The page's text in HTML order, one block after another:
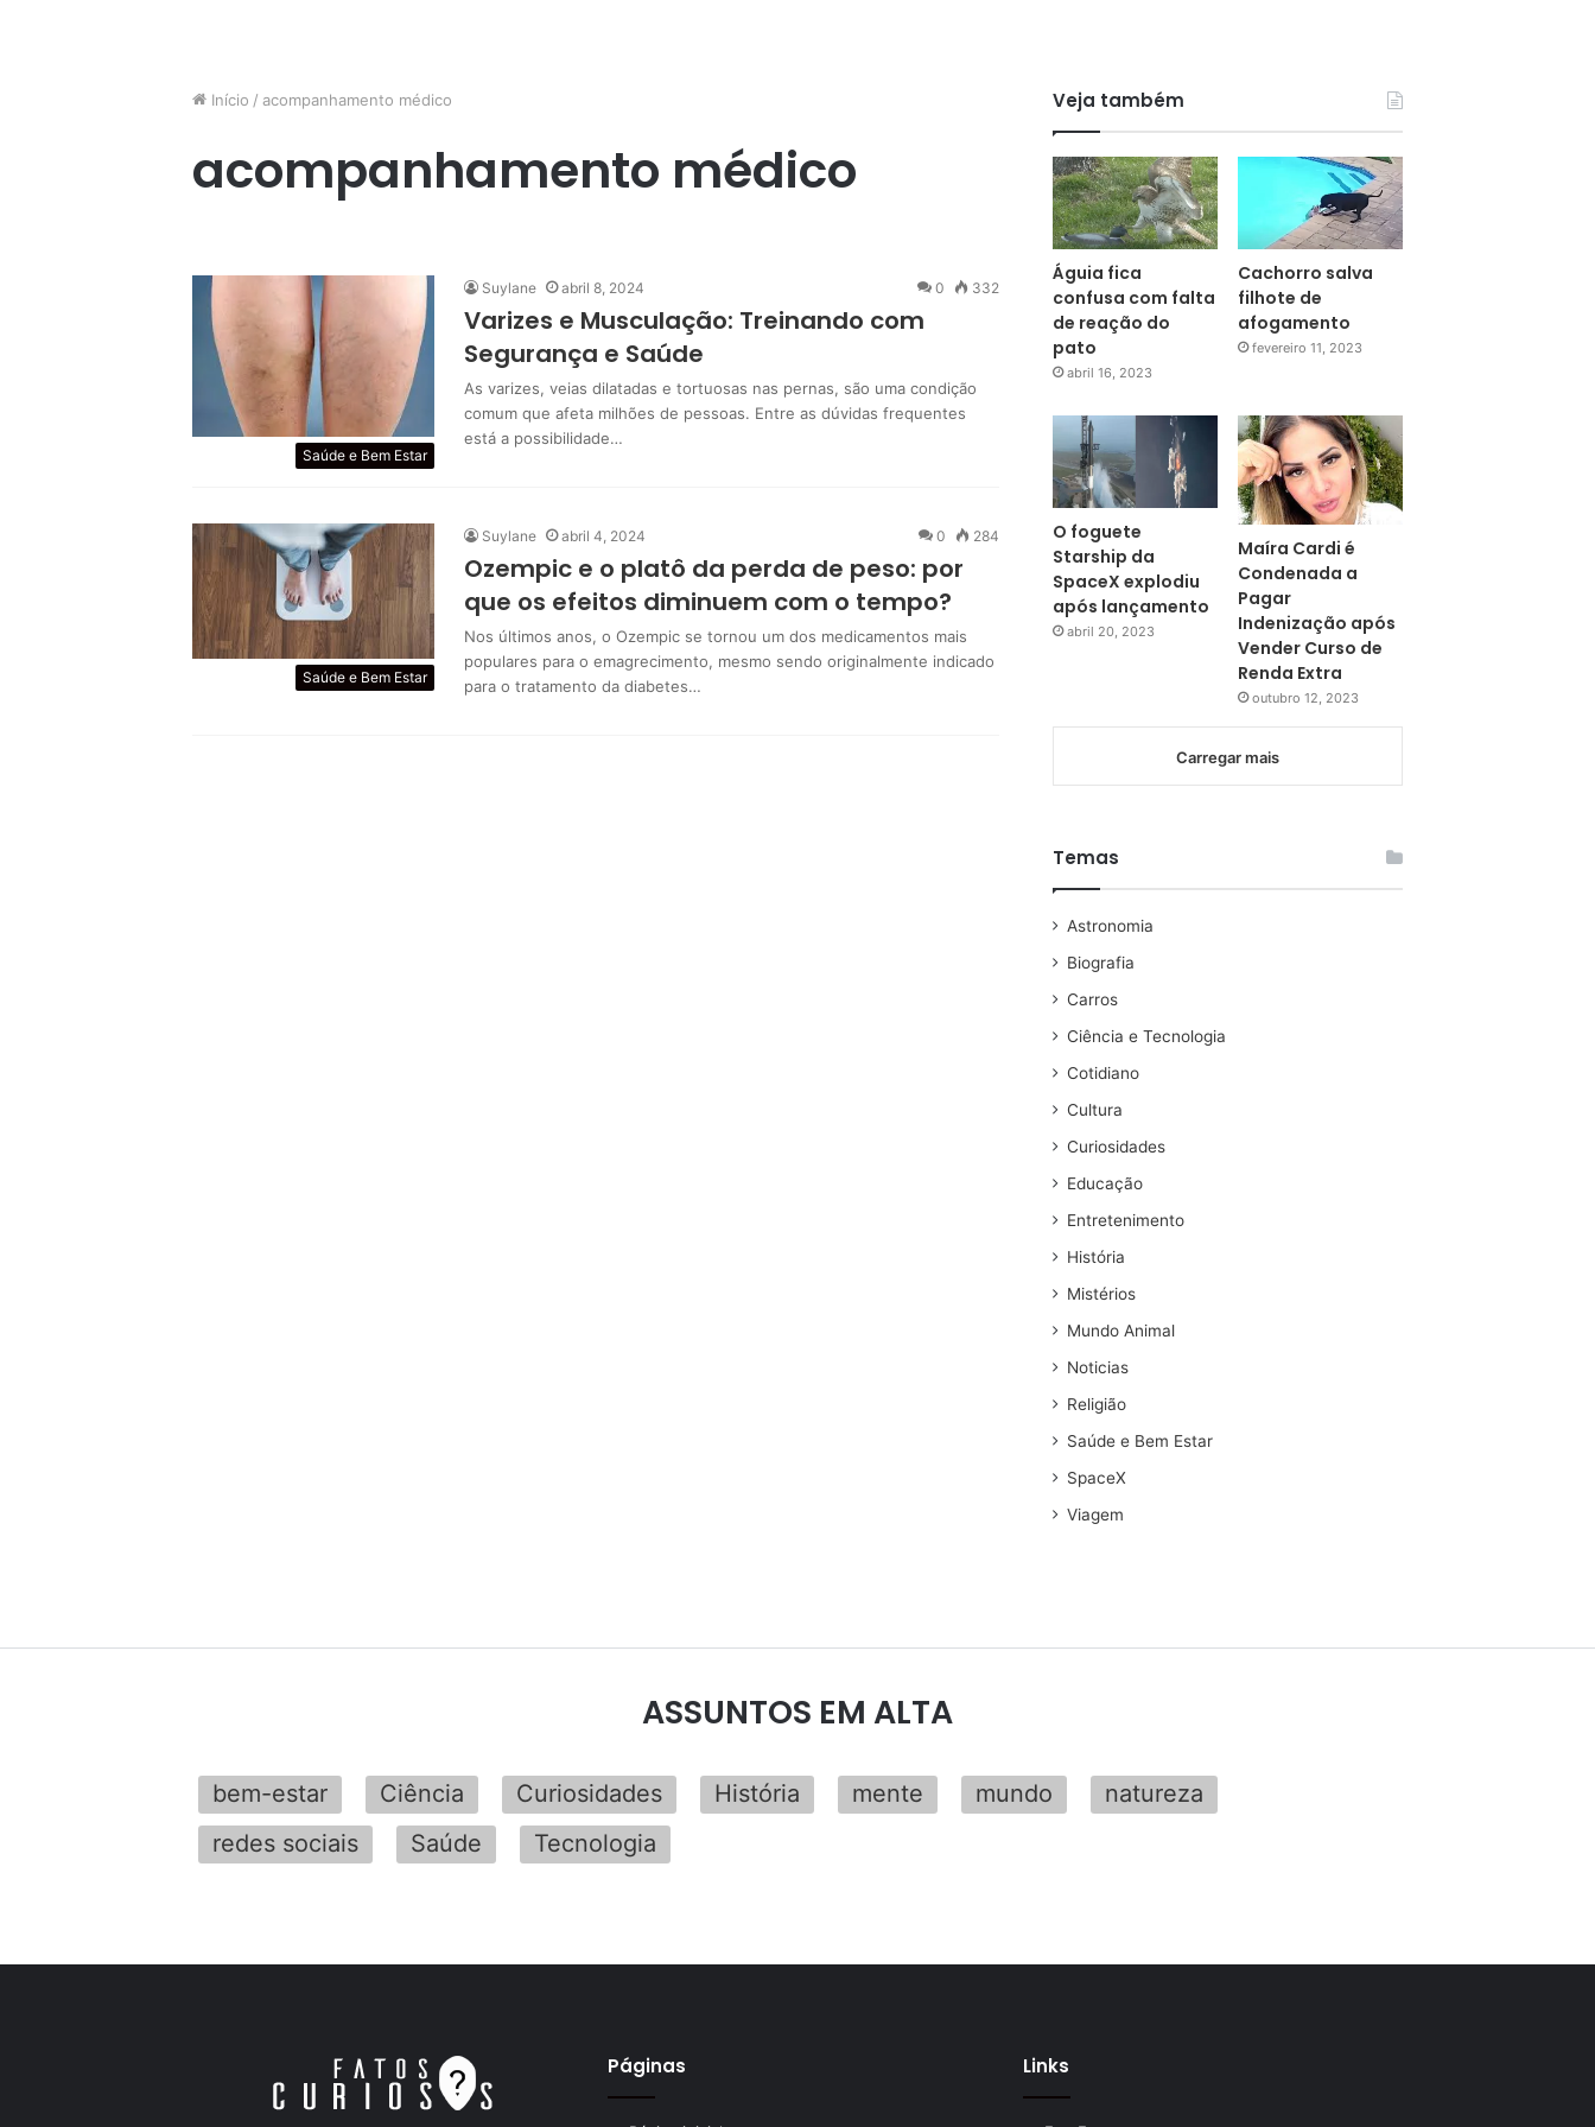
Início / acompanhamento médico
acompanhamento médico
Saúde e Bem Estar
Suylane abril 8, 2024 0 332
Varizes e Musculação: Treinando com
Segurança e Saúde
As varizes, veias dilatadas e tortuosas nas pernas, são uma condição
comum que afeta milhões de pessoas. Entre as dúvidas frequentes
está a possibilidade…
Saúde e Bem Estar
Suylane abril 4, 2024 0 284
Ozempic e o platô da perda de peso: por
que os efeitos diminuem com o tempo?
Nos últimos anos, o Ozempic se tornou um dos medicamentos mais
populares para o emagrecimento, mesmo sendo originalmente indicado
para o tratamento da diabetes…
Veja também
Águia fica
confusa com falta
de reação do
pato
abril 16, 2023
Cachorro salva
filhote de
afogamento
fevereiro 11, 2023
O foguete
Starship da
SpaceX explodiu
após lançamento
abril 20, 2023
Maíra Cardi é
Condenada a
Pagar
Indenização após
Vender Curso de
Renda Extra
outubro 12, 2023
Carregar mais
Temas
Astronomia
Biografia
Carros
Ciência e Tecnologia
Cotidiano
Cultura
Curiosidades
Educação
Entretenimento
História
Mistérios
Mundo Animal
Noticias
Religião
Saúde e Bem Estar
SpaceX
Viagem
ASSUNTOS EM ALTA
bem-estar Ciência Curiosidades História mente mundo
natureza
redes sociais
Saúde Tecnologia
Páginas Links